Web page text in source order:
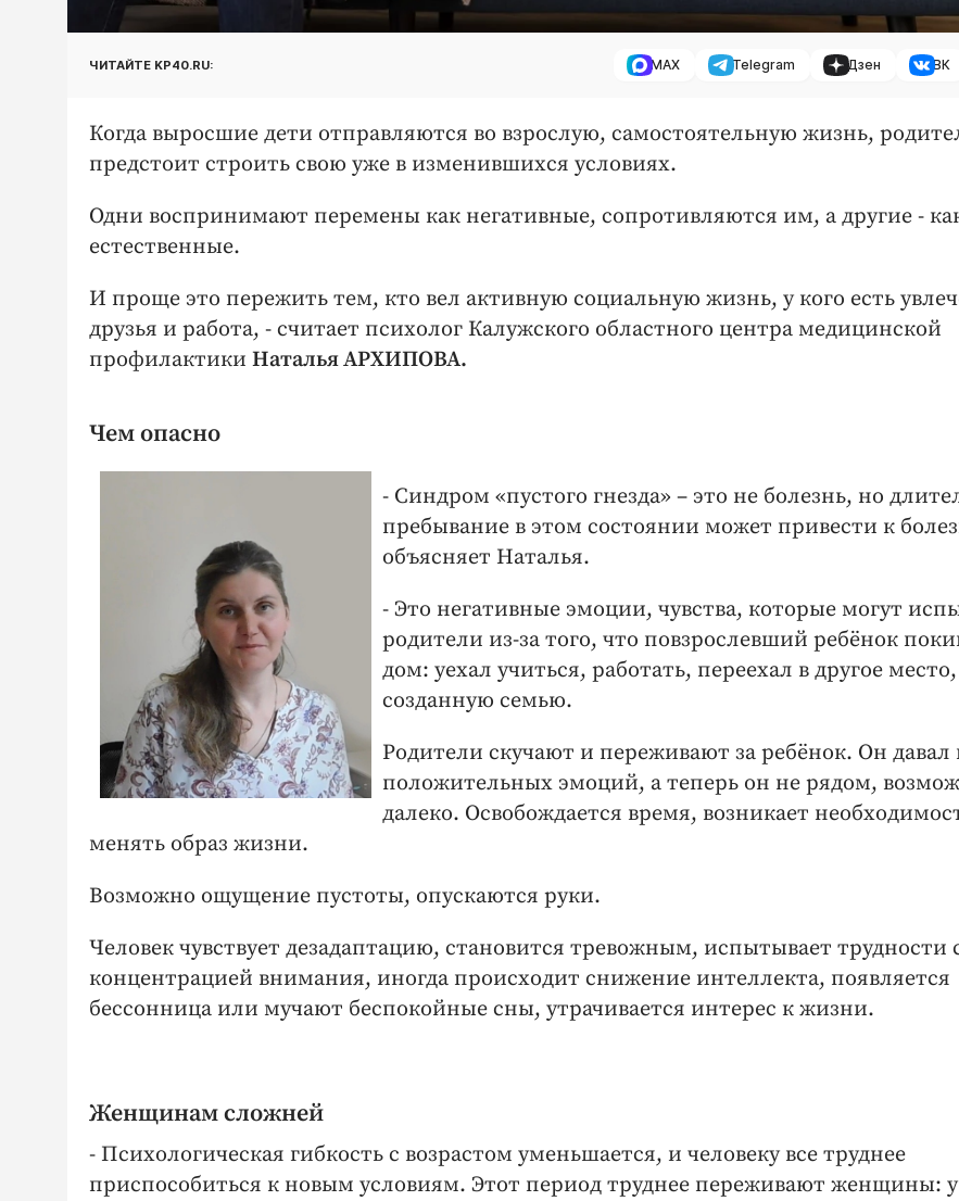
ЧИТАЙТЕ KP40.RU: MAX Telegram Дзен ВК
Когда выросшие дети отправляются во взрослую, самостоятельную жизнь,
предстоит строить свою уже в изменившихся условиях.
Одни воспринимают перемены как негативные, сопротивляются им, а другие -
естественные.
И проще это пережить тем, кто вел активную социальную жизнь, у кого есть
друзья и работа, - считает психолог Калужского областного центра медицинской
профилактики Наталья АРХИПОВА.
Чем опасно
- Синдром «пустого гнезда» – это не болезнь, но
пребывание в этом состоянии может привести к
объясняет Наталья.
- Это негативные эмоции, чувства, которые могут
родители из-за того, что повзрослевший ребёнок
дом: уехал учиться, работать, переехал в другое
созданную семью.
Родители скучают и переживают за ребёнок. Он давал
положительных эмоций, а теперь он не рядом,
далеко. Освобождается время, возникает
менять образ жизни.
Возможно ощущение пустоты, опускаются руки.
Человек чувствует дезадаптацию, становится тревожным, испытывает трудности
концентрацией внимания, иногда происходит снижение интеллекта, появляется
бессонница или мучают беспокойные сны, утрачивается интерес к жизни.
Женщинам сложней
- Психологическая гибкость с возрастом уменьшается, и человеку все труднее
приспособиться к новым условиям. Этот период труднее переживают женщины: